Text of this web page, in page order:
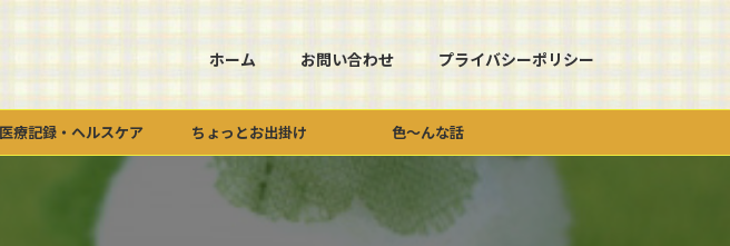
ホーム お問い合わせ プライバシーポリシー
医療記録・ヘルスケア ちょっとお出掛け 色～んな話